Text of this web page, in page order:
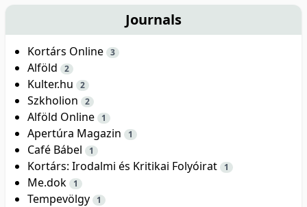
Journals
Kortárs Online 3
Alföld 2
Kulter.hu 2
Szkholion 2
Alföld Online 1
Apertúra Magazin 1
Café Bábel 1
Kortárs: Irodalmi és Kritikai Folyóirat 1
Me.dok 1
Tempevölgy 1